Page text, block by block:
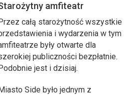
amfiteatr
Przez całą starożytność wszystkie
i wydarzenia w tym
były otwarte dla
publiczności bezpłatnie.
Podobnie jest i dzisiaj.
Miasto Side było jednym z